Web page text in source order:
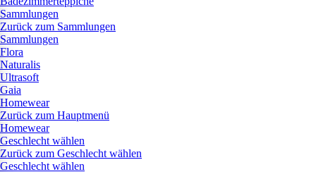
Sammlungen
Zurück zum Sammlungen
Sammlungen
Flora
Naturalis
Ultrasoft
Gaia
Homewear
Zurück zum Hauptmenü
Homewear
Geschlecht wählen
Zurück zum Geschlecht wählen
Geschlecht wählen